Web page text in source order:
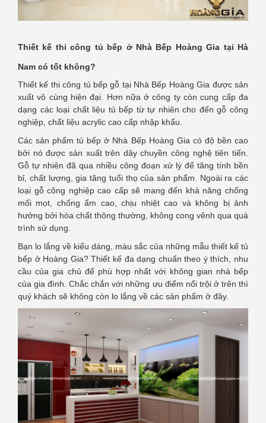
Thiết kế thi công tủ bếp ở Nhà Bếp Hoàng Gia tại Hà
Nam có tốt không?
Thiết kế thi công tủ bếp gỗ tại Nhà Bếp Hoàng Gia được sản
xuất vô cùng hiện đại. Hơn nữa ở công ty còn cung cấp đa
dạng các loại chất liệu tủ bếp từ tự nhiên cho đến gỗ công
nghiệp, chất liệu acrylic cao cấp nhập khẩu.
Các sản phẩm tủ bếp ở Nhà Bếp Hoàng Gia có độ bền cao
bởi nó được sản xuất trên dây chuyền công nghệ tiên tiến.
Gỗ tự nhiên đã qua nhiều công đoạn xử lý để tăng tính bền
bỉ, chất lượng, gia tăng tuổi thọ của sản phẩm. Ngoài ra các
loại gỗ công nghiệp cao cấp sẽ mang đến khả năng chống
mối mọt, chống ẩm cao, chịu nhiệt cao và không bị ảnh
hưởng bởi hóa chất thông thường, không cong vênh qua quá
trình sử dụng.
Bạn lo lắng về kiểu dáng, màu sắc của những mẫu thiết kế tủ
bếp ở Hoàng Gia? Thiết kế đa dạng chuẩn theo ý thích, nhu
cầu của gia chủ để phù hợp nhất với không gian nhà bếp
của gia đình. Chắc chắn với những ưu điểm nổi trội ở trên thì
quý khách sẽ không còn lo lắng về các sản phẩm ở đây.